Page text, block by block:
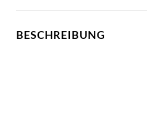
BESCHREIBUNG